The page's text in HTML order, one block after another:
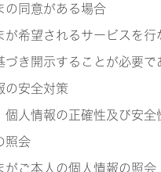
の同意がある場合
が希望されるサービスを
づき開示することが必要で
の安全対策
個人情報の正確性及び安全
照会
がご本人の個人情報の照